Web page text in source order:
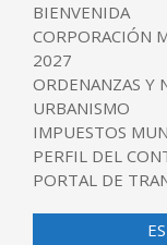
BIENVENIDA
CORPORACIÓN
2027
ORDENANZAS Y
URBANISMO
IMPUESTOS
PERFIL DEL
PORTAL DE